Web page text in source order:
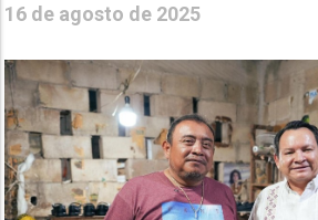
16 de agosto de 2025